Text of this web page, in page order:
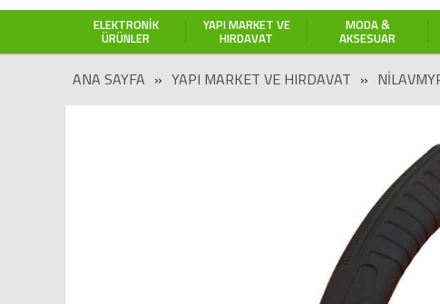
ELEKTRONIK
ÜRÜNLER
YAPI MARKET VE
HIRDAVAT
MODA &
AKSESUAR
ANA SAYFA » YAPI MARKET VE HIRDAVAT »